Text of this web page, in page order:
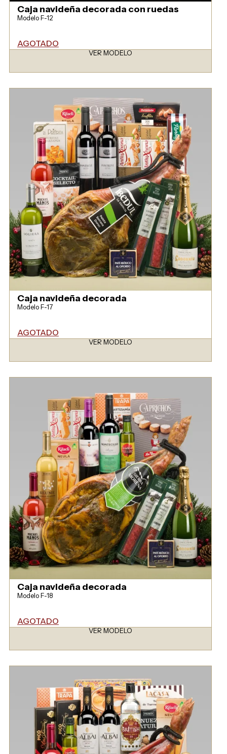
Caja navideña decorada con ruedas
Modelo F-12
AGOTADO
VER MODELO
Caja navideña decorada
Modelo F-17
AGOTADO
VER MODELO
Caja navideña decorada
Modelo F-18
AGOTADO
VER MODELO